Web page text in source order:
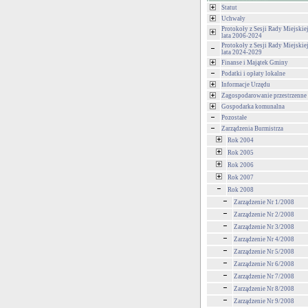
Statut
Uchwały
Protokoły z Sesji Rady
lata 2006-2024
Protokoły z Sesji Rady
lata 2024-2029
Finanse i Majątek Gminy
Podatki i opłaty lokalne
Informacje Urzędu
Zagospodarowanie przestrzenne
Gospodarka komunalna
Pozostałe
Zarządzenia Burmistrza
Rok 2004
Rok 2005
Rok 2006
Rok 2007
Rok 2008
Zarządzenie Nr 1/2008
Zarządzenie Nr 2/2008
Zarządzenie Nr 3/2008
Zarządzenie Nr 4/2008
Zarządzenie Nr 5/2008
Zarządzenie Nr 6/2008
Zarządzenie Nr 7/2008
Zarządzenie Nr 8/2008
Zarządzenie Nr 9/2008